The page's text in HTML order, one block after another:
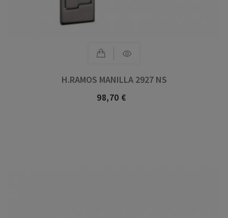
H.RAMOS MANILLA 2927 NS
Precio
98,70 €